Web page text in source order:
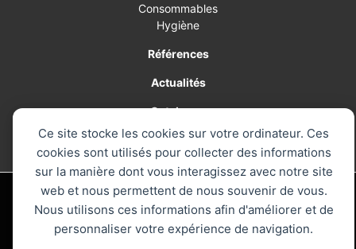
Ce site stocke les cookies sur votre ordinateur. Ces
cookies sont utilisés pour collecter des informations
sur la manière dont vous interagissez avec notre site
web et nous permettent de nous souvenir de vous.
Nous utilisons ces informations afin d'améliorer et de
personnaliser votre expérience de navigation.
Consommables
Hygiène
Références
Actualités
Catalogue
Contact
© 2026 AM PRO, le spécialiste de la cuisine professionnelle - Tous
droits réservés
Mentions légales